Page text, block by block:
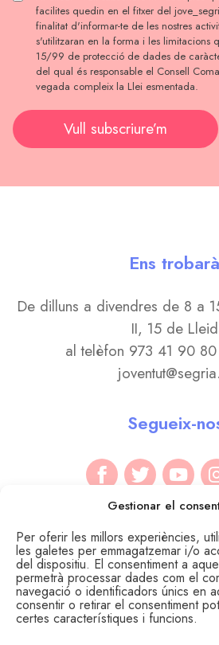
Gestionar el
Per oferir les millors experiències,
les galetes per emmagatzemar i/o
del dispositiu. El consentiment a
permetrà processar dades com el
navegació o identificadors únics en
consentir o retirar el consentiment
certes característiques i funcions.
facilites quedin en el fitxer del
finalitat d'informar-te de les nostres
s'utilitzaran en la forma i les limitacions
15/99 de protecció de dades de
del qual és responsable el Consell
vegada compleix la Llei esmentada.
Vull subscriure’m
Ens
De dilluns a divendres de 8 a
II, 15 de
al telèfon 973 41 90
Segueix-